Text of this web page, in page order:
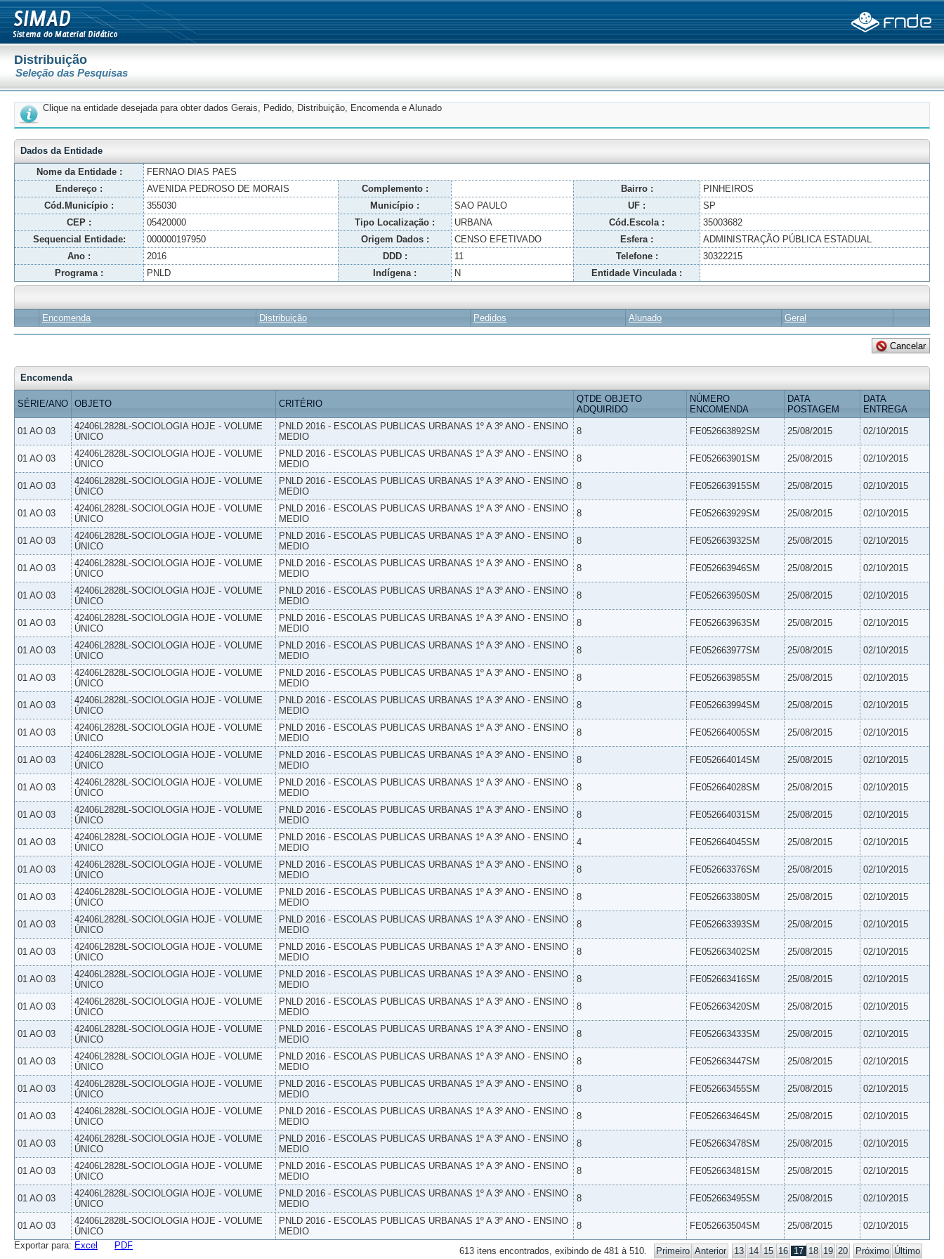
Distribuição
Seleção das Pesquisas
Clique na entidade desejada para obter dados Gerais, Pedido, Distribuição, Encomenda e Alunado
Dados da Entidade
Nome da Entidade :
FERNAO DIAS PAES
Endereço :
AVENIDA PEDROSO DE MORAIS Complemento : Bairro :
PINHEIROS
Cód.Município :
355030 Município : SAO PAULO UF :
SP
CEP :
05420000 Tipo Localização : URBANA Cód.Escola :
35003682
Sequencial Entidade:
000000197950 Origem Dados : CENSO EFETIVADO Esfera :
ADMINISTRAÇÃO PÚBLICA ESTADUAL
Ano :
2016 DDD : 11 Telefone :
30322215
Programa :
PNLD Indígena : N Entidade Vinculada :
Encomenda Distribuição Pedidos Alunado Geral
Encomenda
SÉRIE/ANO OBJETO CRITÉRIO
QTDE OBJETO
ADQUIRIDO
NÚMERO
ENCOMENDA
DATA
POSTAGEM
DATA
ENTREGA
01 AO 03
42406L2828L-SOCIOLOGIA HOJE - VOLUME
ÚNICO
PNLD 2016 - ESCOLAS PUBLICAS URBANAS 1º A 3º ANO - ENSINO
MEDIO
8 FE052663892SM 25/08/2015 02/10/2015
01 AO 03
42406L2828L-SOCIOLOGIA HOJE - VOLUME
ÚNICO
PNLD 2016 - ESCOLAS PUBLICAS URBANAS 1º A 3º ANO - ENSINO
MEDIO
8 FE052663901SM 25/08/2015 02/10/2015
01 AO 03
42406L2828L-SOCIOLOGIA HOJE - VOLUME
ÚNICO
PNLD 2016 - ESCOLAS PUBLICAS URBANAS 1º A 3º ANO - ENSINO
MEDIO
8 FE052663915SM 25/08/2015 02/10/2015
01 AO 03
42406L2828L-SOCIOLOGIA HOJE - VOLUME
ÚNICO
PNLD 2016 - ESCOLAS PUBLICAS URBANAS 1º A 3º ANO - ENSINO
MEDIO
8 FE052663929SM 25/08/2015 02/10/2015
01 AO 03
42406L2828L-SOCIOLOGIA HOJE - VOLUME
ÚNICO
PNLD 2016 - ESCOLAS PUBLICAS URBANAS 1º A 3º ANO - ENSINO
MEDIO
8 FE052663932SM 25/08/2015 02/10/2015
01 AO 03
42406L2828L-SOCIOLOGIA HOJE - VOLUME
ÚNICO
PNLD 2016 - ESCOLAS PUBLICAS URBANAS 1º A 3º ANO - ENSINO
MEDIO
8 FE052663946SM 25/08/2015 02/10/2015
01 AO 03
42406L2828L-SOCIOLOGIA HOJE - VOLUME
ÚNICO
PNLD 2016 - ESCOLAS PUBLICAS URBANAS 1º A 3º ANO - ENSINO
MEDIO
8 FE052663950SM 25/08/2015 02/10/2015
01 AO 03
42406L2828L-SOCIOLOGIA HOJE - VOLUME
ÚNICO
PNLD 2016 - ESCOLAS PUBLICAS URBANAS 1º A 3º ANO - ENSINO
MEDIO
8 FE052663963SM 25/08/2015 02/10/2015
01 AO 03
42406L2828L-SOCIOLOGIA HOJE - VOLUME
ÚNICO
PNLD 2016 - ESCOLAS PUBLICAS URBANAS 1º A 3º ANO - ENSINO
MEDIO
8 FE052663977SM 25/08/2015 02/10/2015
01 AO 03
42406L2828L-SOCIOLOGIA HOJE - VOLUME
ÚNICO
PNLD 2016 - ESCOLAS PUBLICAS URBANAS 1º A 3º ANO - ENSINO
MEDIO
8 FE052663985SM 25/08/2015 02/10/2015
01 AO 03
42406L2828L-SOCIOLOGIA HOJE - VOLUME
ÚNICO
PNLD 2016 - ESCOLAS PUBLICAS URBANAS 1º A 3º ANO - ENSINO
MEDIO
8 FE052663994SM 25/08/2015 02/10/2015
01 AO 03
42406L2828L-SOCIOLOGIA HOJE - VOLUME
ÚNICO
PNLD 2016 - ESCOLAS PUBLICAS URBANAS 1º A 3º ANO - ENSINO
MEDIO
8 FE052664005SM 25/08/2015 02/10/2015
01 AO 03
42406L2828L-SOCIOLOGIA HOJE - VOLUME
ÚNICO
PNLD 2016 - ESCOLAS PUBLICAS URBANAS 1º A 3º ANO - ENSINO
MEDIO
8 FE052664014SM 25/08/2015 02/10/2015
01 AO 03
42406L2828L-SOCIOLOGIA HOJE - VOLUME
ÚNICO
PNLD 2016 - ESCOLAS PUBLICAS URBANAS 1º A 3º ANO - ENSINO
MEDIO
8 FE052664028SM 25/08/2015 02/10/2015
01 AO 03
42406L2828L-SOCIOLOGIA HOJE - VOLUME
ÚNICO
PNLD 2016 - ESCOLAS PUBLICAS URBANAS 1º A 3º ANO - ENSINO
MEDIO
8 FE052664031SM 25/08/2015 02/10/2015
01 AO 03
42406L2828L-SOCIOLOGIA HOJE - VOLUME
ÚNICO
PNLD 2016 - ESCOLAS PUBLICAS URBANAS 1º A 3º ANO - ENSINO
MEDIO
4 FE052664045SM 25/08/2015 02/10/2015
01 AO 03
42406L2828L-SOCIOLOGIA HOJE - VOLUME
ÚNICO
PNLD 2016 - ESCOLAS PUBLICAS URBANAS 1º A 3º ANO - ENSINO
MEDIO
8 FE052663376SM 25/08/2015 02/10/2015
01 AO 03
42406L2828L-SOCIOLOGIA HOJE - VOLUME
ÚNICO
PNLD 2016 - ESCOLAS PUBLICAS URBANAS 1º A 3º ANO - ENSINO
MEDIO
8 FE052663380SM 25/08/2015 02/10/2015
01 AO 03
42406L2828L-SOCIOLOGIA HOJE - VOLUME
ÚNICO
PNLD 2016 - ESCOLAS PUBLICAS URBANAS 1º A 3º ANO - ENSINO
MEDIO
8 FE052663393SM 25/08/2015 02/10/2015
01 AO 03
42406L2828L-SOCIOLOGIA HOJE - VOLUME
ÚNICO
PNLD 2016 - ESCOLAS PUBLICAS URBANAS 1º A 3º ANO - ENSINO
MEDIO
8 FE052663402SM 25/08/2015 02/10/2015
01 AO 03
42406L2828L-SOCIOLOGIA HOJE - VOLUME
ÚNICO
PNLD 2016 - ESCOLAS PUBLICAS URBANAS 1º A 3º ANO - ENSINO
MEDIO
8 FE052663416SM 25/08/2015 02/10/2015
01 AO 03
42406L2828L-SOCIOLOGIA HOJE - VOLUME
ÚNICO
PNLD 2016 - ESCOLAS PUBLICAS URBANAS 1º A 3º ANO - ENSINO
MEDIO
8 FE052663420SM 25/08/2015 02/10/2015
01 AO 03
42406L2828L-SOCIOLOGIA HOJE - VOLUME
ÚNICO
PNLD 2016 - ESCOLAS PUBLICAS URBANAS 1º A 3º ANO - ENSINO
MEDIO
8 FE052663433SM 25/08/2015 02/10/2015
01 AO 03
42406L2828L-SOCIOLOGIA HOJE - VOLUME
ÚNICO
PNLD 2016 - ESCOLAS PUBLICAS URBANAS 1º A 3º ANO - ENSINO
MEDIO
8 FE052663447SM 25/08/2015 02/10/2015
01 AO 03
42406L2828L-SOCIOLOGIA HOJE - VOLUME
ÚNICO
PNLD 2016 - ESCOLAS PUBLICAS URBANAS 1º A 3º ANO - ENSINO
MEDIO
8 FE052663455SM 25/08/2015 02/10/2015
01 AO 03
42406L2828L-SOCIOLOGIA HOJE - VOLUME
ÚNICO
PNLD 2016 - ESCOLAS PUBLICAS URBANAS 1º A 3º ANO - ENSINO
MEDIO
8 FE052663464SM 25/08/2015 02/10/2015
01 AO 03
42406L2828L-SOCIOLOGIA HOJE - VOLUME
ÚNICO
PNLD 2016 - ESCOLAS PUBLICAS URBANAS 1º A 3º ANO - ENSINO
MEDIO
8 FE052663478SM 25/08/2015 02/10/2015
01 AO 03
42406L2828L-SOCIOLOGIA HOJE - VOLUME
ÚNICO
PNLD 2016 - ESCOLAS PUBLICAS URBANAS 1º A 3º ANO - ENSINO
MEDIO
8 FE052663481SM 25/08/2015 02/10/2015
01 AO 03
42406L2828L-SOCIOLOGIA HOJE - VOLUME
ÚNICO
PNLD 2016 - ESCOLAS PUBLICAS URBANAS 1º A 3º ANO - ENSINO
MEDIO
8 FE052663495SM 25/08/2015 02/10/2015
01 AO 03
42406L2828L-SOCIOLOGIA HOJE - VOLUME
ÚNICO
PNLD 2016 - ESCOLAS PUBLICAS URBANAS 1º A 3º ANO - ENSINO
MEDIO
8 FE052663504SM 25/08/2015 02/10/2015
613 itens encontrados, exibindo de 481 à 510. Primeiro Anterior 13 14 15 16 17 18 19 20 Próximo Último
Exportar para: Excel PDF